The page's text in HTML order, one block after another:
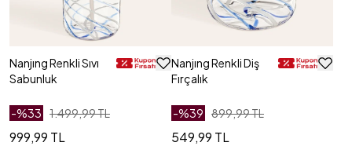
Nanjıng Renkli Sıvı
Sabunluk
-%33 1.499,99 TL
999,99 TL
Nanjıng Renkli Diş
Fırçalık
-%39 899,99 TL
549,99 TL